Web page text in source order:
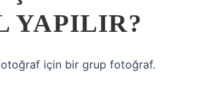
YAPILIR?
için bir grup fotoğraf.